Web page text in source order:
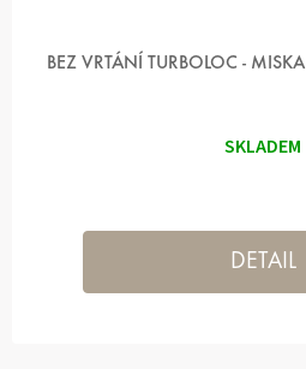
BEZ VRTÁNÍ TURBOLOC -
SKLADEM
DETAIL